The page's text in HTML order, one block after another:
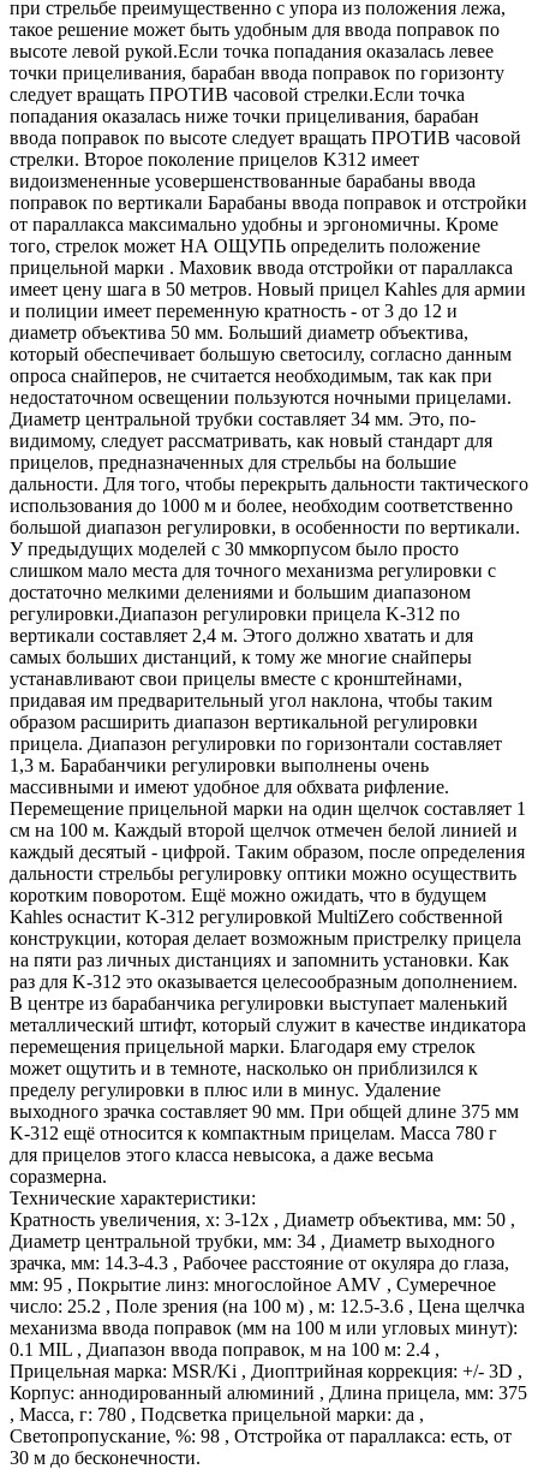
при стрельбе преимущественно с упора из положения лежа,
такое решение может быть удобным для ввода поправок по
высоте левой рукой.Если точка попадания оказалась левее
точки прицеливания, барабан ввода поправок по горизонту
следует вращать ПРОТИВ часовой стрелки.Если точка
попадания оказалась ниже точки прицеливания, барабан
ввода поправок по высоте следует вращать ПРОТИВ часовой
стрелки. Второе поколение прицелов K312 имеет
видоизмененные усовершенствованные барабаны ввода
поправок по вертикали Барабаны ввода поправок и отстройки
от параллакса максимально удобны и эргономичны. Кроме
того, стрелок может НА ОЩУПЬ определить положение
прицельной марки . Маховик ввода отстройки от параллакса
имеет цену шага в 50 метров. Новый прицел Kahles для армии
и полиции имеет переменную кратность - от 3 до 12 и
диаметр объектива 50 мм. Больший диаметр объектива,
который обеспечивает большую светосилу, согласно данным
опроса снайперов, не считается необходимым, так как при
недостаточном освещении пользуются ночными прицелами.
Диаметр центральной трубки составляет 34 мм. Это, по-
видимому, следует рассматривать, как новый стандарт для
прицелов, предназначенных для стрельбы на большие
дальности. Для того, чтобы перекрыть дальности тактического
использования до 1000 м и более, необходим соответственно
большой диапазон регулировки, в особенности по вертикали.
У предыдущих моделей с 30 ммкорпусом было просто
слишком мало места для точного механизма регулировки с
достаточно мелкими делениями и большим диапазоном
регулировки.Диапазон регулировки прицела K-312 по
вертикали составляет 2,4 м. Этого должно хватать и для
самых больших дистанций, к тому же многие снайперы
устанавливают свои прицелы вместе с кронштейнами,
придавая им предварительный угол наклона, чтобы таким
образом расширить диапазон вертикальной регулировки
прицела. Диапазон регулировки по горизонтали составляет
1,3 м. Барабанчики регулировки выполнены очень
массивными и имеют удобное для обхвата рифление.
Перемещение прицельной марки на один щелчок составляет 1
см на 100 м. Каждый второй щелчок отмечен белой линией и
каждый десятый - цифрой. Таким образом, после определения
дальности стрельбы регулировку оптики можно осуществить
коротким поворотом. Ещё можно ожидать, что в будущем
Kahles оснастит K-312 регулировкой MultiZero собственной
конструкции, которая делает возможным пристрелку прицела
на пяти раз личных дистанциях и запомнить установки. Как
раз для K-312 это оказывается целесообразным дополнением.
В центре из барабанчика регулировки выступает маленький
металлический штифт, который служит в качестве индикатора
перемещения прицельной марки. Благодаря ему стрелок
может ощутить и в темноте, насколько он приблизился к
пределу регулировки в плюс или в минус. Удаление
выходного зрачка составляет 90 мм. При общей длине 375 мм
K-312 ещё относится к компактным прицелам. Масса 780 г
для прицелов этого класса невысока, а даже весьма
соразмерна.
Технические характеристики:
Кратность увеличения, х: 3-12х , Диаметр объектива, мм: 50 ,
Диаметр центральной трубки, мм: 34 , Диаметр выходного
зрачка, мм: 14.3-4.3 , Рабочее расстояние от окуляра до глаза,
мм: 95 , Покрытие линз: многослойное AMV , Сумеречное
число: 25.2 , Поле зрения (на 100 м) , м: 12.5-3.6 , Цена щелчка
механизма ввода поправок (мм на 100 м или угловых минут):
0.1 MIL , Диапазон ввода поправок, м на 100 м: 2.4 ,
Прицельная марка: MSR/Ki , Диоптрийная коррекция: +/- 3D ,
Корпус: аннодированный алюминий , Длина прицела, мм: 375
, Масса, г: 780 , Подсветка прицельной марки: да ,
Светопропускание, %: 98 , Отстройка от параллакса: есть, от
30 м до бесконечности.